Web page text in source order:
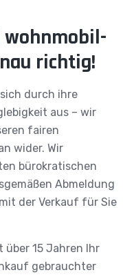
wohnmobil-
richtig!
durch ihre
aus – wir
fairen
wider. Wir
bürokratischen
Abmeldung
der Verkauf für Sie
15 Jahren Ihr
gebrauchter